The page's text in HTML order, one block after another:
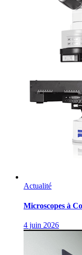
Actualité
Microscopes à
4 juin 2026